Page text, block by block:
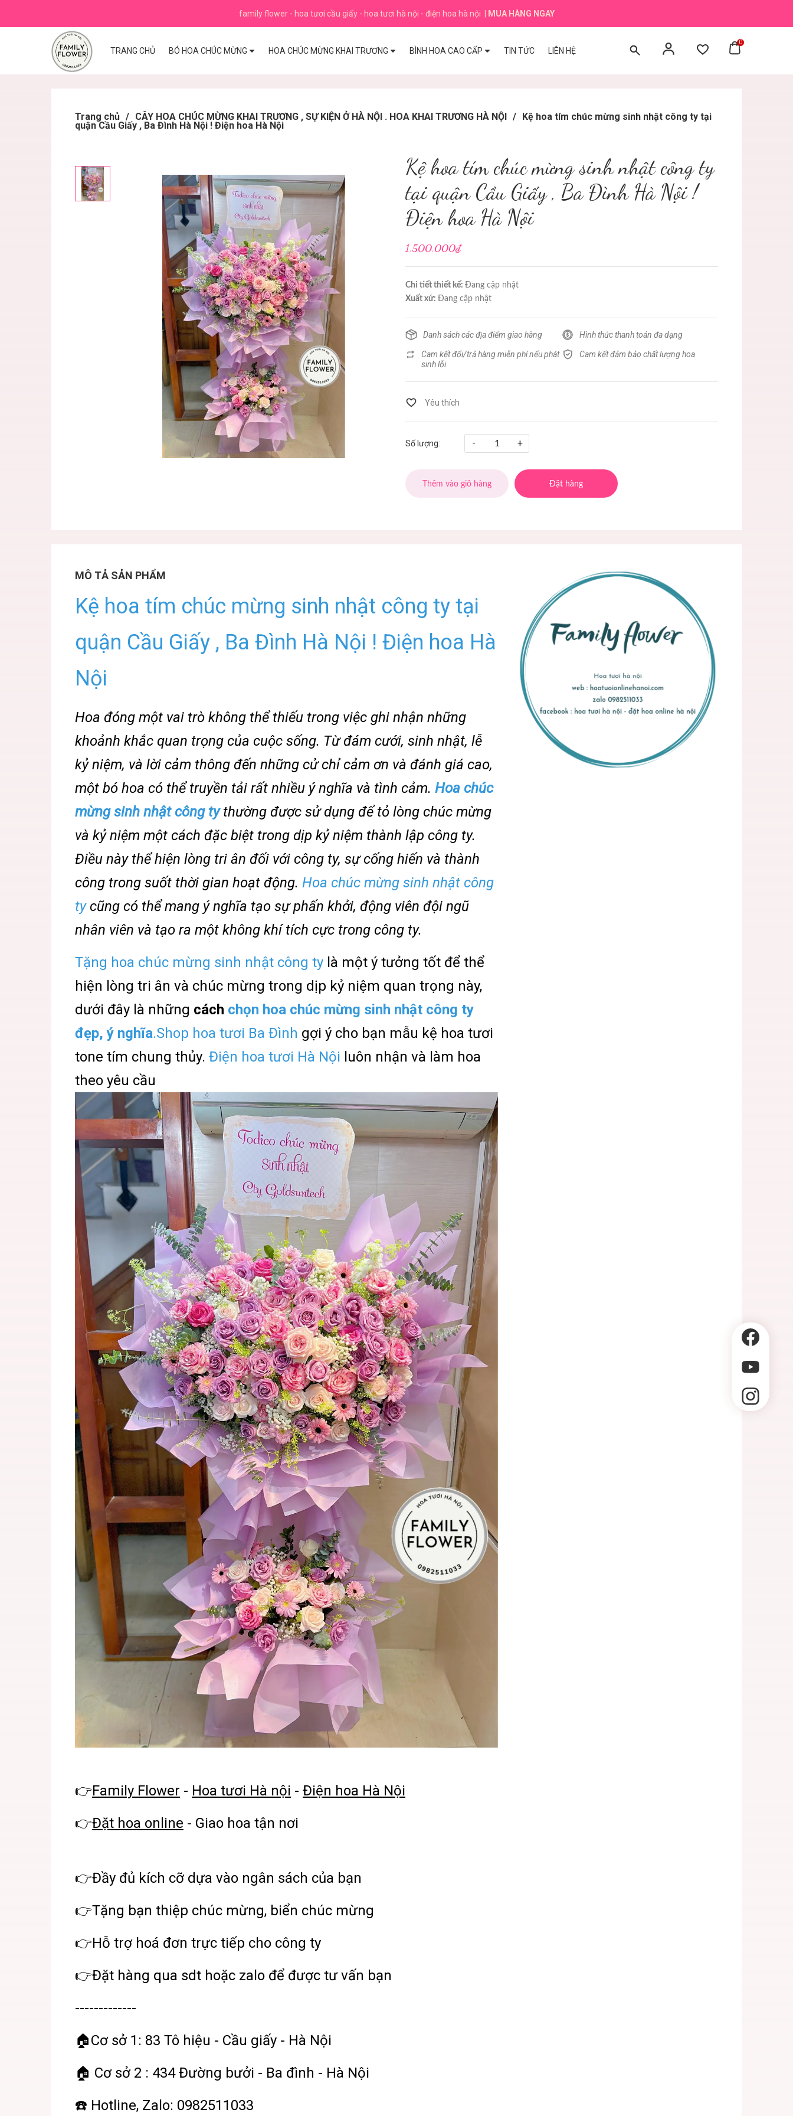
family flower - hoa tươi cầu giấy - hoa tươi hà nội - điện hoa hà nội MUA HÀNG NGAY
TRANG CHỦ BÓ HOA CHÚC MỪNG HOA CHÚC MỪNG KHAI TRƯƠNG BÌNH HOA CAO CẤP TIN TỨC LIÊN HỆ
0
Trang chủ / CÂY HOA CHÚC MỪNG KHAI TRƯƠNG , SỰ KIỆN Ở HÀ NỘI . HOA KHAI TRƯƠNG HÀ NỘI / Kệ hoa tím chúc mừng sinh nhật công ty tại
quận Cầu Giấy , Ba Đình Hà Nội ! Điện hoa Hà Nội
Kệ hoa tím chúc mừng sinh nhật công ty
tại quận Cầu Giấy , Ba Đình Hà Nội !
Điện hoa Hà Nội
1.500.000₫
Chi tiết thiết kế: Đang cập nhật
Xuất xứ: Đang cập nhật
Danh sách các địa điểm giao hàng Hình thức thanh toán đa dạng
Cam kết đổi/trả hàng miễn phí nếu phát
sinh lỗi
Cam kết đảm bảo chất lượng hoa
Số lượng: - +
Thêm vào giỏ hàng Đặt hàng
MÔ TẢ SẢN PHẨM
Kệ hoa tím chúc mừng sinh nhật công ty tại
quận Cầu Giấy , Ba Đình Hà Nội ! Điện hoa Hà
Nội
Hoa đóng một vai trò không thể thiếu trong việc ghi nhận những
khoảnh khắc quan trọng của cuộc sống. Từ đám cưới, sinh nhật, lễ
kỷ niệm, và lời cảm thông đến những cử chỉ cảm ơn và đánh giá cao,
một bó hoa có thể truyền tải rất nhiều ý nghĩa và tình cảm. Hoa chúc
mừng sinh nhật công tythường được sử dụng để tỏ lòng chúc mừng
và kỷ niệm một cách đặc biệt trong dịp kỷ niệm thành lập công ty.
Điều này thể hiện lòng tri ân đối với công ty, sự cống hiến và thành
công trong suốt thời gian hoạt động. Hoa chúc mừng sinh nhật công
tycũng có thể mang ý nghĩa tạo sự phấn khởi, động viên đội ngũ
nhân viên và tạo ra một không khí tích cực trong công ty.
Tặng hoa chúc mừng sinh nhật công ty là một ý tưởng tốt để thể
hiện lòng tri ân và chúc mừng trong dịp kỷ niệm quan trọng này,
dưới đây là những cách chọn hoa chúc mừng sinh nhật công ty
đẹp, ý nghĩa.Shop hoa tươi Ba Đình gợi ý cho bạn mẫu kệ hoa tươi
tone tím chung thủy. Điện hoa tươi Hà Nội luôn nhận và làm hoa
theo yêu cầu
👉Family Flower - Hoa tươi Hà nội - Điện hoa Hà Nội
👉Đặt hoa online - Giao hoa tận nơi
👉Đầy đủ kích cỡ dựa vào ngân sách của bạn
👉Tặng bạn thiệp chúc mừng, biển chúc mừng
👉Hỗ trợ hoá đơn trực tiếp cho công ty
👉Đặt hàng qua sdt hoặc zalo để được tư vấn bạn
-------------
🏠Cơ sở 1: 83 Tô hiệu - Cầu giấy - Hà Nội
🏠 Cơ sở 2 : 434 Đường bưởi - Ba đình - Hà Nội
☎️ Hotline, Zalo: 0982511033